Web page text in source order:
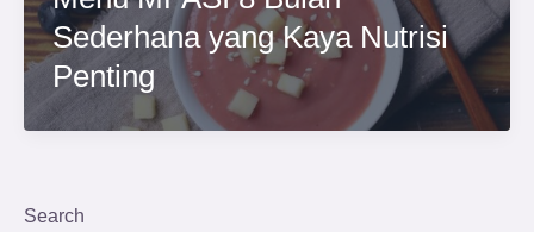
Sederhana yang Kaya Nutrisi
Penting
Search